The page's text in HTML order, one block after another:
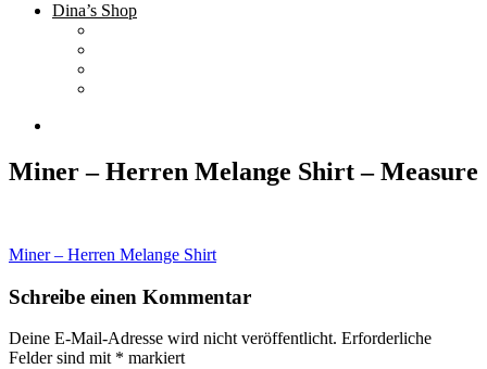
Dina’s Shop
Miner – Herren Melange Shirt – Measure
Beitragsnavigation
Miner – Herren Melange Shirt
Schreibe einen Kommentar
Deine E-Mail-Adresse wird nicht veröffentlicht. Erforderliche
Felder sind mit * markiert